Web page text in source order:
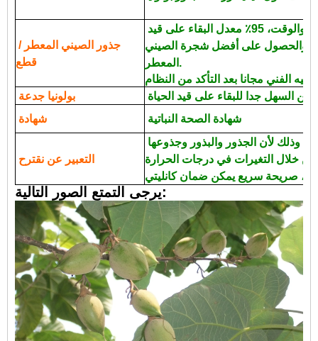
جذور الصيني المعطر /
قطع
والحصول على أفضل شجرة الصيني
المعطر.
بولونيا جدعة
شهادة
شهادة الصحة النباتية
التعبير عن نقترح
خلال التغيرات في درجات الحرارة
يرجى التمتع الصور التالية: